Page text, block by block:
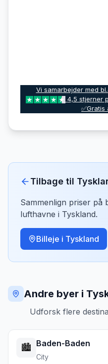
Vi samarbejder med
4,5 stjerner
✅Gratis
Tilbage til
Sammenlign priser på
lufthavne i Tyskland.
Billeje i Tyskland
Andre byer i
Udforsk flere
🏙️ Baden-Baden
City